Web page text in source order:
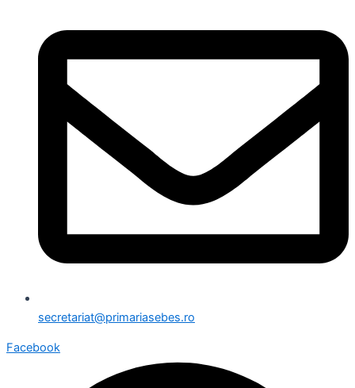
secretariat@primariasebes.ro
Facebook